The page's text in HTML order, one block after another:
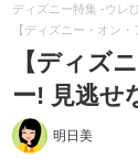
ディズニー特集 -ウレ
【ディズニー・オン
【ディズ
ー! 見逃せ
明日美